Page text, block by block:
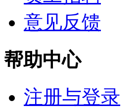
意见反馈
帮助中心
注册与登录